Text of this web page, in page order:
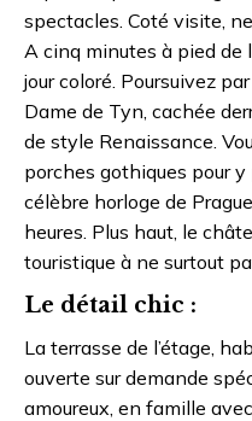
spectacles. Coté visite,
A cinq minutes à pied de
jour coloré. Poursuivez
Dame de Tyn, cachée
de style Renaissance.
porches gothiques pour
célèbre horloge de
heures. Plus haut, le
touristique à ne surtout
Le détail chic :
La terrasse de l’étage,
ouverte sur demande
amoureux, en famille